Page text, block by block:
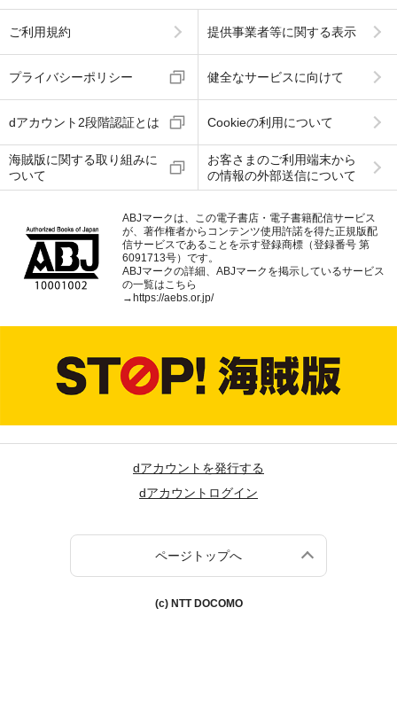
ご利用規約 提供事業者等に関する表示
プライバシーポリシー 健全なサービスに向けて
dアカウント2段階認証とは Cookieの利用について
海賊版に関する取り組みに
ついて
お客さまのご利用端末から
の情報の外部送信について
ABJマークは、この電子書店・電子書籍配信サービス
が、著作権者からコンテンツ使用許諾を得た正規版配
信サービスであることを示す登録商標（登録番号 第
6091713号）です。
ABJマークの詳細、ABJマークを掲示しているサービス
の一覧はこちら
→https://aebs.or.jp/
dアカウントを発行する
dアカウントログイン
ページトップへ
(c) NTT DOCOMO